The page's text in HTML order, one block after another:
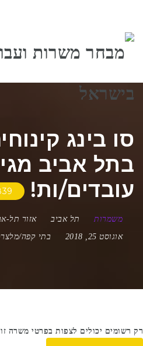
סו בינג
בתל אביב
עובדים/ות!
1839
משמרות תל אביב אזור תל-
אוגוסט 25, 2018
בתי קפה/
רק רשומים יכולים לצפות בפרטי משרה זו